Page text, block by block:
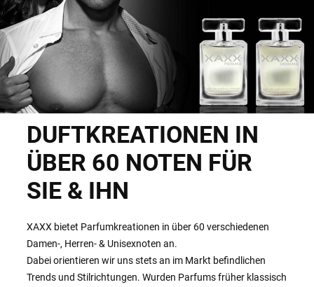
DUFTKREATIONEN IN
ÜBER 60 NOTEN FÜR
SIE & IHN
XAXX bietet Parfumkreationen in über 60 verschiedenen
Damen-, Herren- & Unisexnoten an.
Dabei orientieren wir uns stets an im Markt befindlichen
Trends und Stilrichtungen. Wurden Parfums früher klassisch